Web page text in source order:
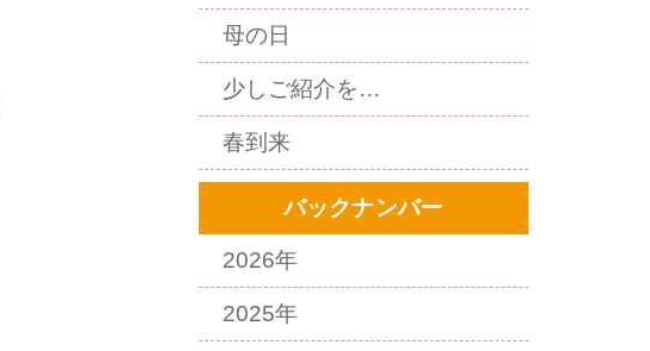
母の日
少しご紹介を…
春到来
バックナンバー
2026年
2025年